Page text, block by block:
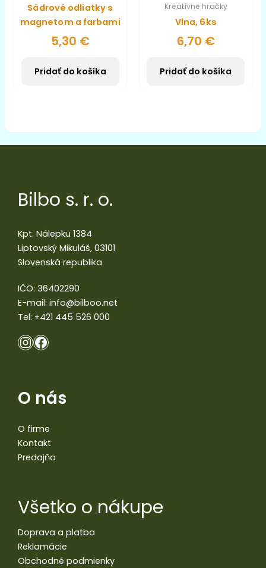
Sádrové odliatky s
magnetom a farbami
5,30 €
Pridať do košíka
Kreatívne hračky
Vlna, 6ks
6,70 €
Pridať do košíka
Bilbo s. r. o.
Kpt. Nálepku 1384
Liptovský Mikuláš, 03101
Slovenská republika
IČO: 36402290
E-mail: info@bilboo.net
Tel: +421 445 526 000
O nás
O firme
Kontakt
Predajňa
Všetko o nákupe
Doprava a platba
Reklamácie
Obchodné podmienky